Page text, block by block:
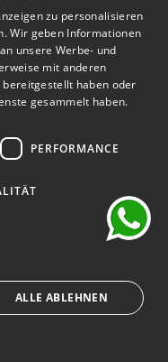
zu Verkäufen,
mehr zu erhalten.
ABONNIEREN
gelesen und
- Piazza della
- Italia
ITALIAN
ENGLISH
FRENCH
SPANISH
zu personalisieren
Wir geben Informationen
unsere Werbe- und
mit anderen
haben oder
gesammelt haben.
PERFORMANCE
ALLE ABLEHNEN